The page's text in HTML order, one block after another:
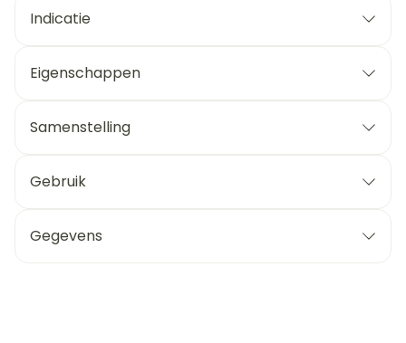
Indicatie
Eigenschappen
Samenstelling
Gebruik
Gegevens